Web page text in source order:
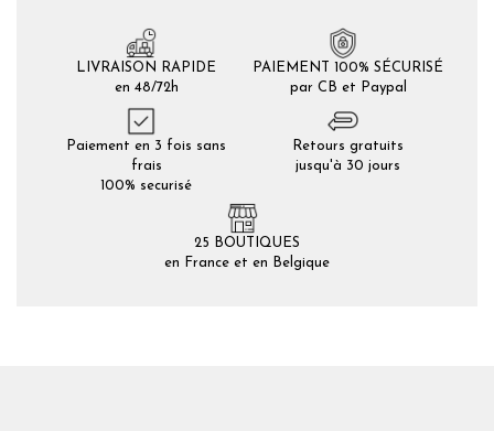
LIVRAISON RAPIDE
en 48/72h
PAIEMENT 100% SÉCURISÉ
par CB et Paypal
Paiement en 3 fois sans
frais
100% securisé
Retours gratuits
jusqu'à 30 jours
25 BOUTIQUES
en France et en Belgique